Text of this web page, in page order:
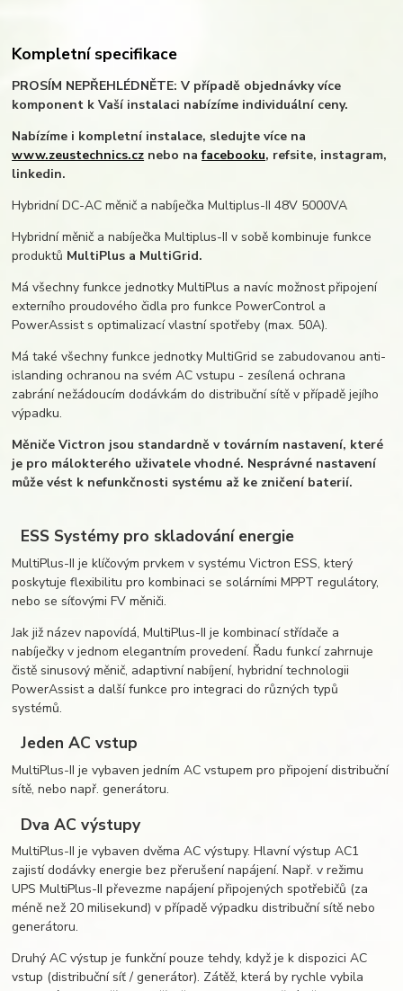
Kompletní specifikace
PROSÍM NEPŘEHLÉDNĚTE: V případě objednávky více
komponent k Vaší instalaci nabízíme individuální ceny.
Nabízíme i kompletní instalace, sledujte více na
www.zeustechnics.cz nebo nafacebooku, refsite, instagram,
linkedin.
Hybridní DC-AC měnič a nabíječka Multiplus-II 48V 5000VA
Hybridní měnič a nabíječka Multiplus-II v sobě kombinuje funkce
produktů MultiPlus a MultiGrid.
Má všechny funkce jednotky MultiPlus a navíc možnost připojení
externího proudového čidla pro funkce PowerControl a
PowerAssist s optimalizací vlastní spotřeby (max. 50A).
Má také všechny funkce jednotky MultiGrid se zabudovanou anti-
islanding ochranou na svém AC vstupu - zesílená ochrana
zabrání nežádoucím dodávkám do distribuční sítě v případě jejího
výpadku.
Měniče Victron jsou standardně v továrním nastavení, které
je pro málokterého uživatele vhodné. Nesprávné nastavení
může vést k nefunkčnosti systému až ke zničení baterií.
ESS Systémy pro skladování energie
MultiPlus-II je klíčovým prvkem v systému Victron ESS, který
poskytuje flexibilitu pro kombinaci se solárními MPPT regulátory,
nebo se síťovými FV měniči.
Jak již název napovídá, MultiPlus-II je kombinací střídače a
nabíječky v jednom elegantním provedení. Řadu funkcí zahrnuje
čistě sinusový měnič, adaptivní nabíjení, hybridní technologii
PowerAssist a další funkce pro integraci do různých typů
systémů.
Jeden AC vstup
MultiPlus-II je vybaven jedním AC vstupem pro připojení distribuční
sítě, nebo např. generátoru.
Dva AC výstupy
MultiPlus-II je vybaven dvěma AC výstupy. Hlavní výstup AC1
zajistí dodávky energie bez přerušení napájení. Např. v režimu
UPS MultiPlus-II převezme napájení připojených spotřebičů (za
méně než 20 milisekund) v případě výpadku distribuční sítě nebo
generátoru.
Druhý AC výstup je funkční pouze tehdy, když je k dispozici AC
vstup (distribuční síť / generátor). Zátěž, která by rychle vybila